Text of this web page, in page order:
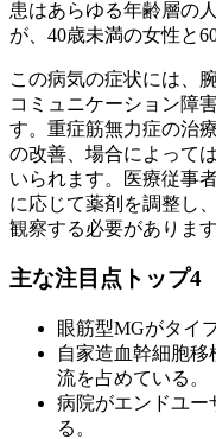
患はあらゆる年齢層の
が、40歳未満の女性と
この病気の症状には、
コミュニケーション障
す。重症筋無力症の治
の改善、場合によって
いられます。医療従事
に応じて薬剤を調整し
観察する必要があります
主な注目点トップ4
眼筋型MGがタイ
自家造血幹細胞
流を占めている。
病院がエンドユー
る。